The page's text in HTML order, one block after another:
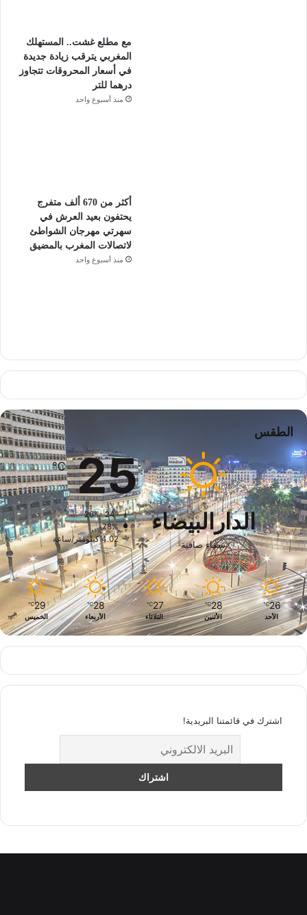
مع مطلع غشت.. المستهلك
المغربي يترقب زيادة جديدة
في أسعار المحروقات تتجاوز
درهما للتر
منذ أسبوع واحد
أكثر من 670 ألف متفرج
يحتفون بعيد العرش في
سهرتي مهرجان الشواطئ
لاتصالات المغرب بالمضيق
منذ أسبوع واحد
الطقس
الدارالبيضاء
سماء صافية
25
℃
26º - 24º
78%
4.02 كيلومتر/ساعة
26
℃
الأحد
28
℃
الأثنين
27
℃
الثلاثاء
28
℃
الأربعاء
29
℃
الخميس
اشترك في قائمتنا البريدية!